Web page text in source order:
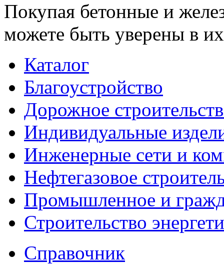
Покупая бетонные и
можете быть уверены в их
Каталог
Благоустройство
Дорожное
Индивидуальные
Инженерные сети и
Нефтегазовое
Промышленное и
Строительство
Справочник